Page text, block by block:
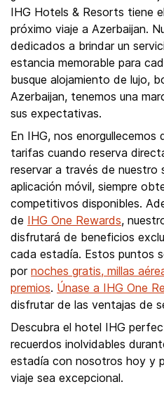
IHG Hotels & Resorts tiene
próximo viaje a Azerbaijan.
dedicados a brindar un
estancia memorable para
busque alojamiento de lujo,
Azerbaijan, tenemos una
sus expectativas.
En IHG, nos enorgullecemos
tarifas cuando reserva
reservar a través de
aplicación móvil, siempre
competitivos disponibles.
de IHG One Rewards,
disfrutará de beneficios
cada estadía. Estos puntos
por noches gratis, millas
premios. Únase a IHG One
disfrutar de las ventajas de
Descubra el hotel IHG
recuerdos inolvidables
estadía con nosotros hoy y
viaje sea excepcional.